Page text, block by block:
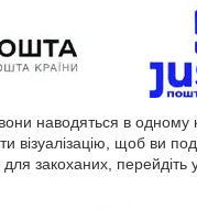
наводяться в одному
візуалізацію, щоб ви
закоханих, перейдіть